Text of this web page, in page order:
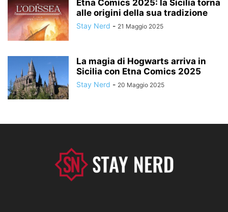
Etna Comics 2025: la Sicilia torna
alle origini della sua tradizione
Stay Nerd - 21 Maggio 2025
La magia di Hogwarts arriva in
Sicilia con Etna Comics 2025
Stay Nerd - 20 Maggio 2025